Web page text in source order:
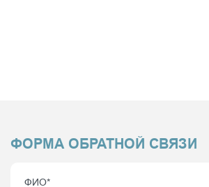
ФОРМА ОБРАТНОЙ СВЯЗИ